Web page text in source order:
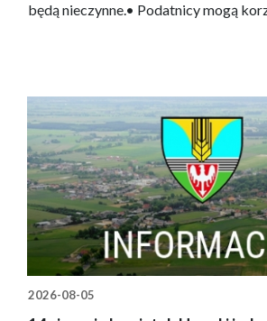
będą nieczynne.• Podatnicy mogą
2026-08-05